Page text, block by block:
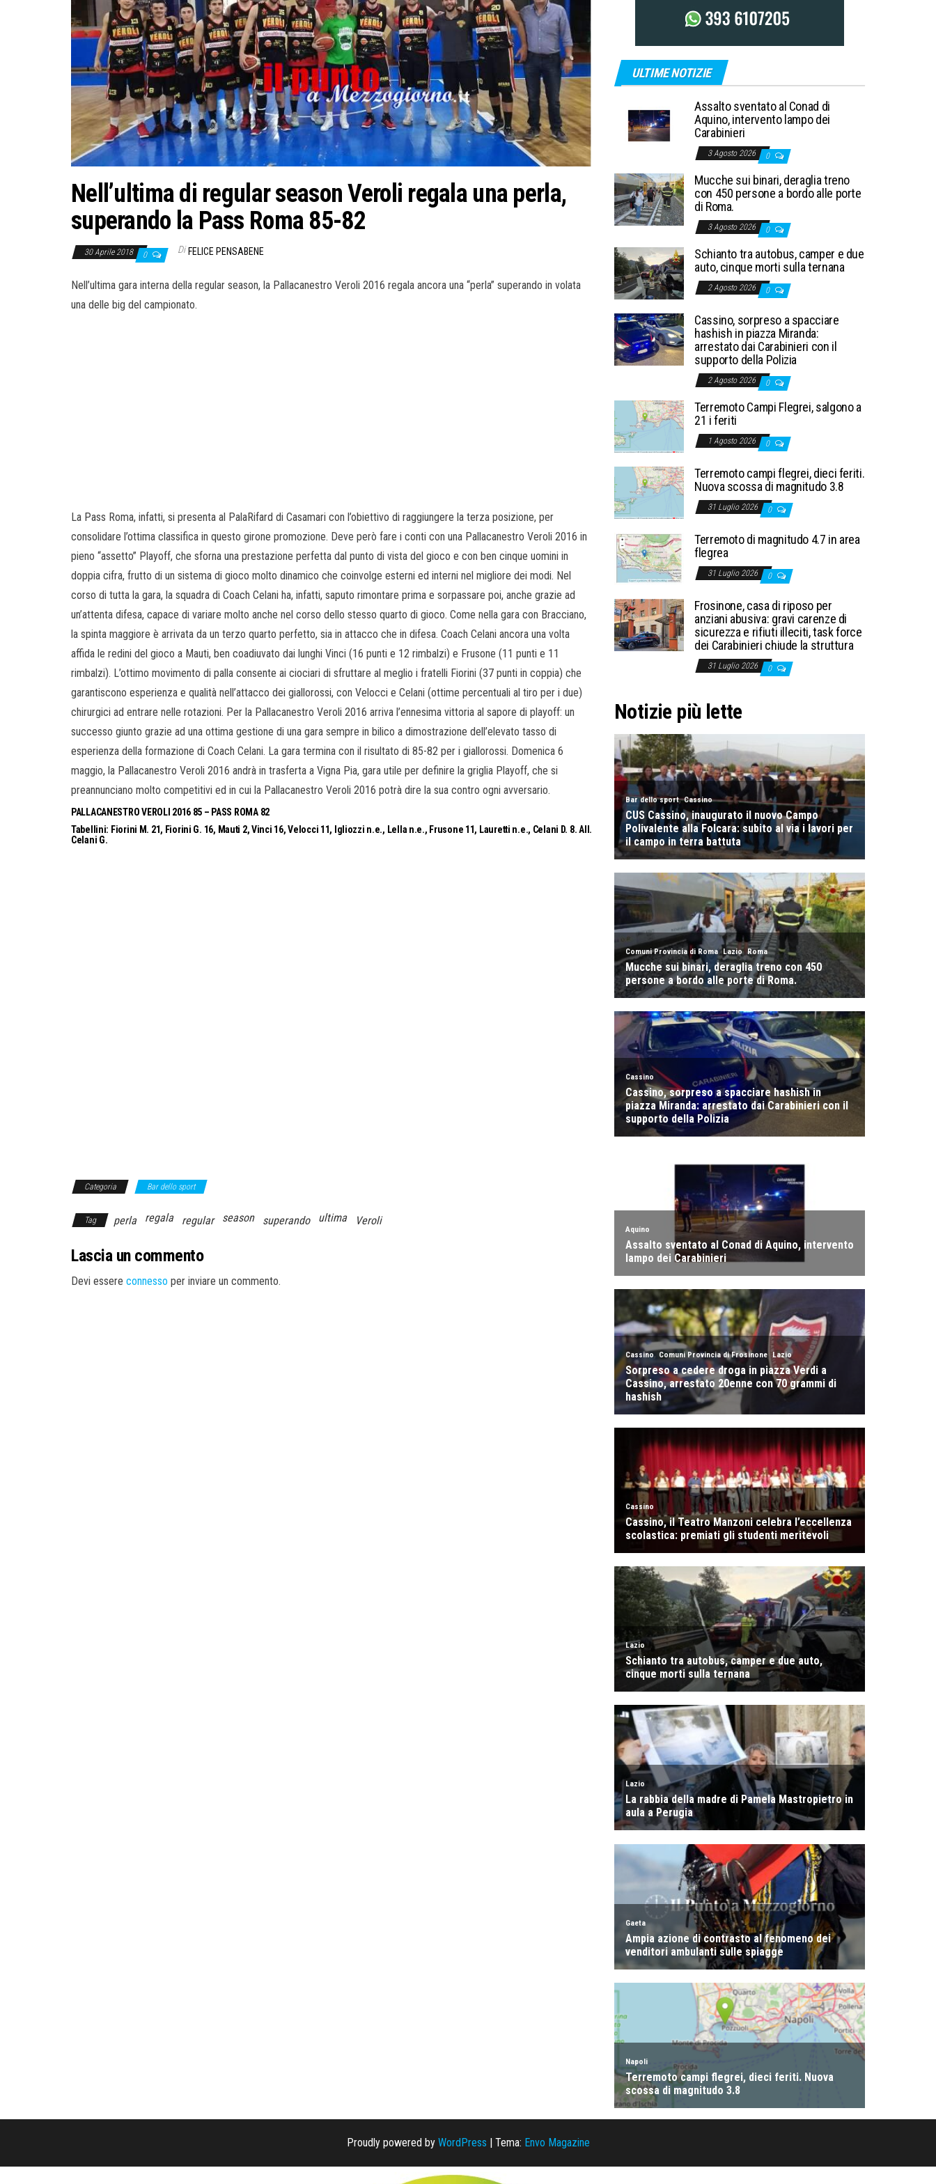
Nell’ultima di regular season Veroli regala una perla,
superando la Pass Roma 85-82
30 Aprile 2018 0 Di FELICE PENSABENE
Nell’ultima gara interna della regular season, la Pallacanestro Veroli 2016 regala ancora una “perla” superando in volata
una delle big del campionato.
La Pass Roma, infatti, si presenta al PalaRifard di Casamari con l’obiettivo di raggiungere la terza posizione, per
consolidare l’ottima classifica in questo girone promozione. Deve però fare i conti con una Pallacanestro Veroli 2016 in
pieno “assetto” Playoff, che sforna una prestazione perfetta dal punto di vista del gioco e con ben cinque uomini in
doppia cifra, frutto di un sistema di gioco molto dinamico che coinvolge esterni ed interni nel migliore dei modi. Nel
corso di tutta la gara, la squadra di Coach Celani ha, infatti, saputo rimontare prima e sorpassare poi, anche grazie ad
un’attenta difesa, capace di variare molto anche nel corso dello stesso quarto di gioco. Come nella gara con Bracciano,
la spinta maggiore è arrivata da un terzo quarto perfetto, sia in attacco che in difesa. Coach Celani ancora una volta
affida le redini del gioco a Mauti, ben coadiuvato dai lunghi Vinci (16 punti e 12 rimbalzi) e Frusone (11 punti e 11
rimbalzi). L’ottimo movimento di palla consente ai ciociari di sfruttare al meglio i fratelli Fiorini (37 punti in coppia) che
garantiscono esperienza e qualità nell’attacco dei giallorossi, con Velocci e Celani (ottime percentuali al tiro per i due)
chirurgici ad entrare nelle rotazioni. Per la Pallacanestro Veroli 2016 arriva l’ennesima vittoria al sapore di playoff: un
successo giunto grazie ad una ottima gestione di una gara sempre in bilico a dimostrazione dell’elevato tasso di
esperienza della formazione di Coach Celani. La gara termina con il risultato di 85-82 per i giallorossi. Domenica 6
maggio, la Pallacanestro Veroli 2016 andrà in trasferta a Vigna Pia, gara utile per definire la griglia Playoff, che si
preannunciano molto competitivi ed in cui la Pallacanestro Veroli 2016 potrà dire la sua contro ogni avversario.
PALLACANESTRO VEROLI 2016 85 – PASS ROMA 82
Tabellini: Fiorini M. 21, Fiorini G. 16, Mauti 2, Vinci 16, Velocci 11, Igliozzi n.e., Lella n.e., Frusone 11, Lauretti n.e., Celani D. 8. All.
Celani G.
Categoria Bar dello sport
Tag perla regala regular season superando ultima Veroli
Lascia un commento
Devi essere connesso per inviare un commento.
ULTIME NOTIZIE
Assalto sventato al Conad di
Aquino, intervento lampo dei
Carabinieri
3 Agosto 2026 0
Mucche sui binari, deraglia treno
con 450 persone a bordo alle porte
di Roma.
3 Agosto 2026 0
Schianto tra autobus, camper e due
auto, cinque morti sulla ternana
2 Agosto 2026 0
Cassino, sorpreso a spacciare
hashish in piazza Miranda:
arrestato dai Carabinieri con il
supporto della Polizia
2 Agosto 2026 0
Terremoto Campi Flegrei, salgono a
21 i feriti
1 Agosto 2026 0
Terremoto campi flegrei, dieci feriti.
Nuova scossa di magnitudo 3.8
31 Luglio 2026 0
Terremoto di magnitudo 4.7 in area
flegrea
31 Luglio 2026 0
Frosinone, casa di riposo per
anziani abusiva: gravi carenze di
sicurezza e rifiuti illeciti, task force
dei Carabinieri chiude la struttura
31 Luglio 2026 0
Notizie più lette
Proudly powered by WordPress | Tema: Envo Magazine